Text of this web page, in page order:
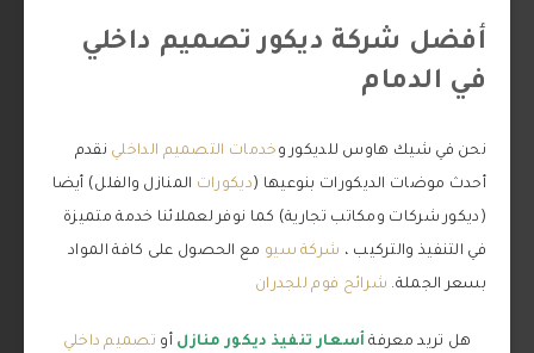
أفضل شركة ديكور تصميم داخلي
في الدمام
نحن في شيك هاوس للديكور و خدمات التصميم الداخلي نقدم
أحدث موضات الديكورات بنوعيها (ديكورات المنازل والفلل) أيضا
(ديكور شركات ومكاتب تجارية) كما نوفر لعملائنا خدمة متميزة
في التنفيذ والتركيب ، شركة سيو مع الحصول على كافة المواد
بسعر الجملة. شرائح فوم للجدران
هل تريد معرفة أسعار تنفيذ ديكور منازل أو تصميم داخلي